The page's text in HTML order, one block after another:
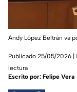
Andy López Beltrán va
Publicado 25/05/2026 |
lectura
Escrito por: Felipe Vera